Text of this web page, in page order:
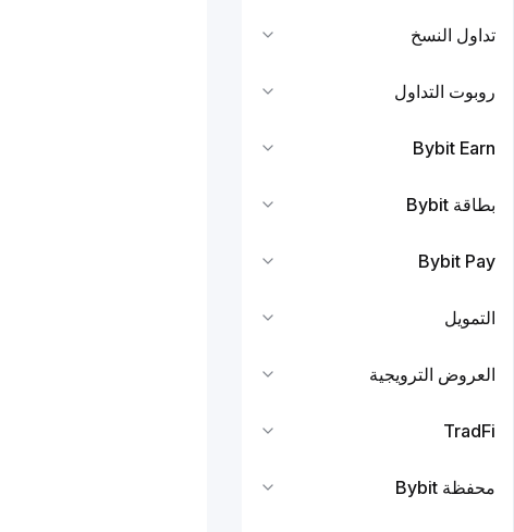
تداول النسخ
روبوت التداول
Bybit Earn
بطاقة Bybit
Bybit Pay
التمويل
العروض الترويجية
TradFi
محفظة Bybit